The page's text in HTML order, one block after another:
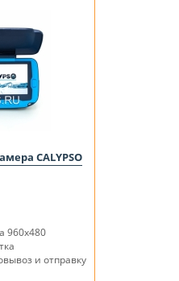
CALYPSO
960х480
и отправку